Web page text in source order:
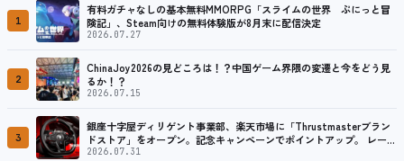
1
有料ガチャなしの基本無料MMORPG「スライムの世界 ぷにっと冒
険記」、Steam向けの無料体験版が8月末に配信決定
2026.07.27
2
ChinaJoy2026の見どころは！？中国ゲーム界隈の変遷と今をどう見
るか！？
2026.07.15
3
銀座十字屋ディリゲント事業部、楽天市場に「Thrustmasterブラン
ドストア」をオープン。記念キャンペーンでポイントアップ。 レーシ
ング／フライトシム向けコントローラーを中心に、幅広くラインナッ
2026.07.31